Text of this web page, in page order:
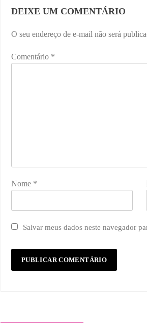
DEIXE UM COMENTÁRIO
O seu endereço de e-mail não será
Comentário *
Nome *
Salvar meus dados neste navegador